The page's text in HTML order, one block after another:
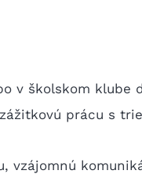
v školskom klube
prácu s
vzájomnú